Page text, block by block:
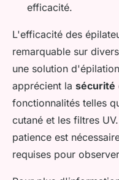
efficacité.
L'efficacité des
remarquable sur
une solution
apprécient la sécurité
fonctionnalités telles
cutané et les filtres
patience est
requises pour